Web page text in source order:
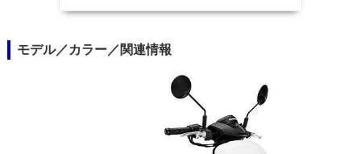
モデル／カラー／関連情報